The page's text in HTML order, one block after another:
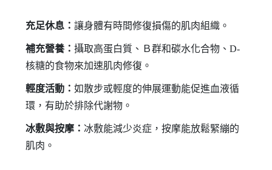
充足休息： 讓身體有時間修復損傷的肌肉組織。
補充營養： 攝取高蛋白質、Ｂ群和碳水化合物、D-
核糖的食物來加速肌肉修復。
輕度活動： 如散步或輕度的伸展運動能促進血液循
環，有助於排除代謝物。
冰敷與按摩： 冰敷能減少炎症，按摩能放鬆緊繃的
肌肉。